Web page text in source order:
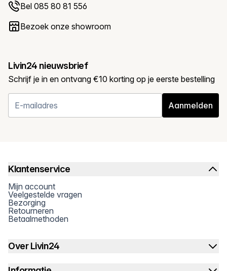
Bel 085 80 81 556
Bezoek onze showroom
Livin24 nieuwsbrief
Schrijf je in en ontvang €10 korting op je eerste bestelling
Aanmelden
Klantenservice
Mijn account
Veelgestelde vragen
Bezorging
Retourneren
Betaalmethoden
Over Livin24